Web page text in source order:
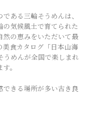
ある三輪そうめんは、
気候風土で育てられた
然の恵みをいただいて最
食カタログ「日本山海
うめんが全国で楽しまれ
。
きる場所が多い古き良